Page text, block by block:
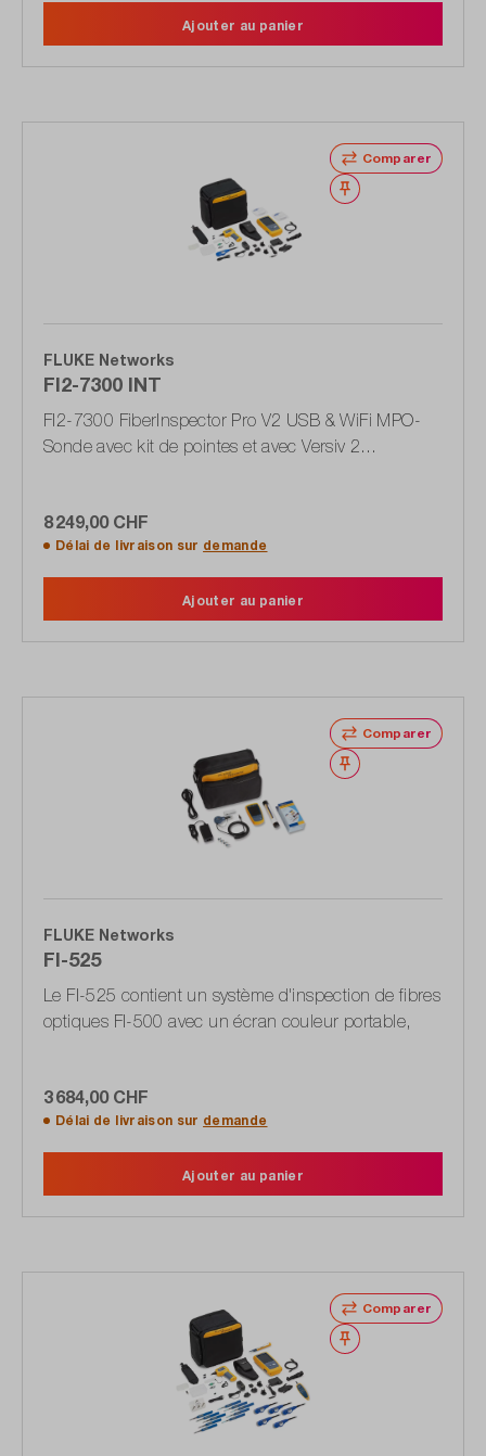
Ajouter au panier
Comparer
Noter
FLUKE Networks
FI2-7300 INT
FI2-7300 FiberInspector Pro V2 USB & WiFi MPO-
Sonde avec kit de pointes et avec Versiv 2
8 249,00 CHF
Délai de livraison sur demande
Ajouter au panier
Comparer
Noter
FLUKE Networks
FI-525
Le FI-525 contient un système d'inspection de fibres
optiques FI-500 avec un écran couleur portable,
3 684,00 CHF
Délai de livraison sur demande
Ajouter au panier
Comparer
Noter